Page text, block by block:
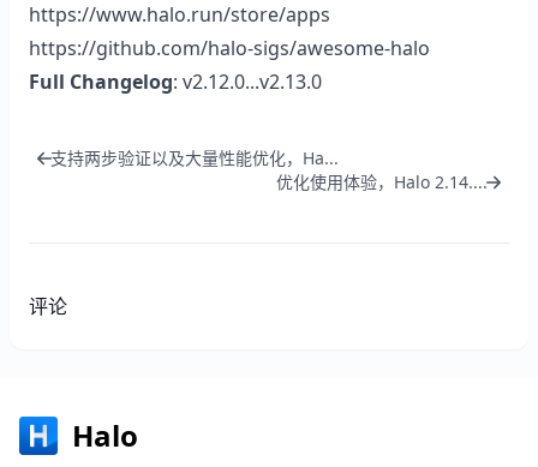
https://www.halo.run/store/apps
https://github.com/halo-sigs/awesome-halo
Full Changelog: v2.12.0...v2.13.0
支持两步验证以及大量性能优化，Ha...
优化使用体验，Halo 2.14....
评论
Halo